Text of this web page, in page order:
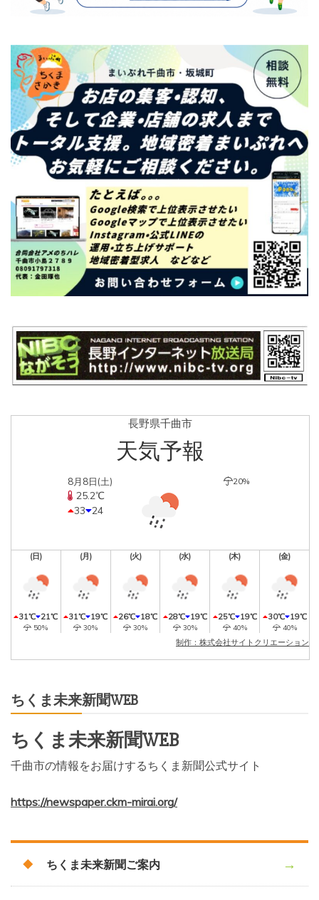
長野県千曲市
天気予報
8月8日(土)
25.2℃
33 24
20%
(日)
31℃ 21℃
50%
(月)
31℃ 19℃
30%
(火)
26℃ 18℃
30%
(水)
28℃ 19℃
30%
(木)
25℃ 19℃
40%
(金)
30℃ 19℃
40%
制作：株式会社サイトクリエーション
ちくま未来新聞WEB
ちくま未来新聞WEB
千曲市の情報をお届けするちくま新聞公式サイト
https://newspaper.ckm-mirai.org/
ちくま未来新聞ご案内